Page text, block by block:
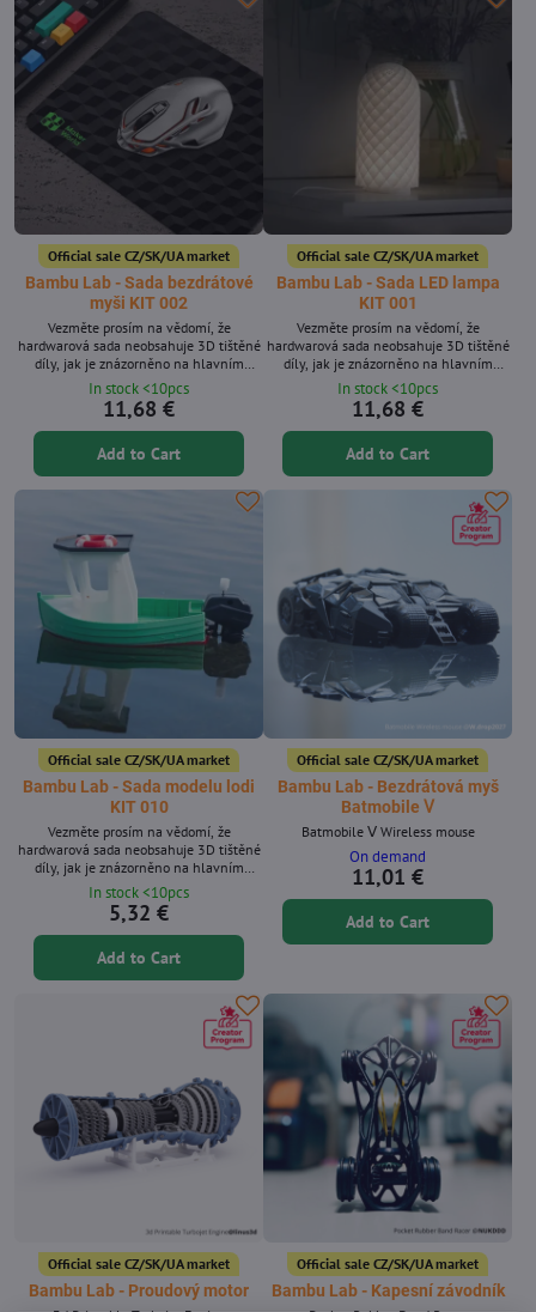
Official sale CZ/SK/UA market
Bambu Lab - Sada bezdrátové
myši KIT 002
Vezměte prosím na vědomí, že
hardwarová sada neobsahuje 3D tištěné
díly, jak je znázorněno na hlavním
obrázku.
In stock <10pcs
11,68 €
Add to Cart
Official sale CZ/SK/UA market
Bambu Lab - Sada LED lampa
KIT 001
Vezměte prosím na vědomí, že
hardwarová sada neobsahuje 3D tištěné
díly, jak je znázorněno na hlavním
obrázku.
In stock <10pcs
11,68 €
Add to Cart
Official sale CZ/SK/UA market
Bambu Lab - Sada modelu lodi
KIT 010
Vezměte prosím na vědomí, že
hardwarová sada neobsahuje 3D tištěné
díly, jak je znázorněno na hlavním
obrázku.
In stock <10pcs
5,32 €
Add to Cart
Official sale CZ/SK/UA market
Bambu Lab - Bezdrátová myš
Batmobile Ⅴ
Batmobile Ⅴ Wireless mouse
On demand
11,01 €
Add to Cart
Official sale CZ/SK/UA market
Bambu Lab - Proudový motor
Official sale CZ/SK/UA market
Bambu Lab - Kapesní závodník